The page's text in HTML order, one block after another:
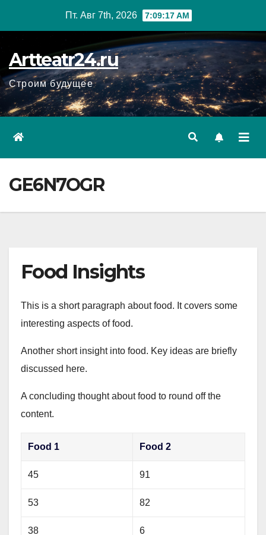
Пт. Авг 7th, 2026 7:09:19 AM
Artteatr24.ru
Строим будущее
GE6N7OGR
Food Insights
This is a short paragraph about food. It covers some
interesting aspects of food.
Another short insight into food. Key ideas are briefly
discussed here.
A concluding thought about food to round off the
content.
Food 1 Food 2
45 91
53 82
38 6